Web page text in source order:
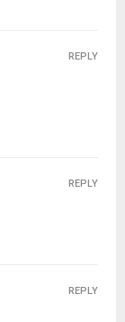
REPLY
REPLY
REPLY